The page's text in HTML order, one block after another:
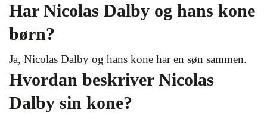
Har Nicolas Dalby og hans kone
børn?
Ja, Nicolas Dalby og hans kone har en søn sammen.
Hvordan beskriver Nicolas
Dalby sin kone?